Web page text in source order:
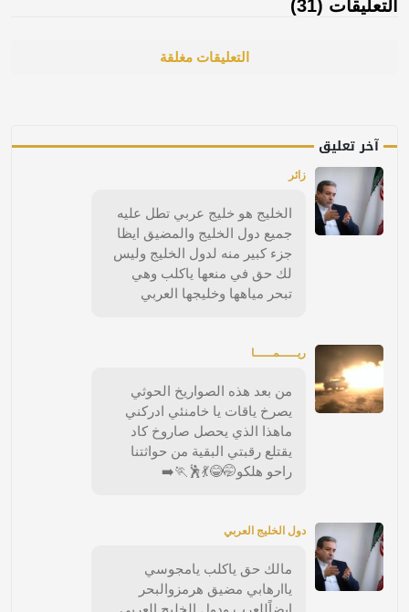
التعليقات (31)
التعليقات مغلقة
آخر تعليق
زائر
الخليج هو خليج عربي تطل عليه
جميع دول الخليج والمضيق ايظا
جزء كبير منه لدول الخليج وليس
لك حق في منعها ياكلب وهي
تبحر مياهها وخليجها العربي
ريـــــمـــــا
من بعد هذه الصواريخ الحوثي
يصرخ ياقات يا خامنئي ادركني
ماهذا الذي يحصل صاروخ كاد
يقتلع رقبتي البقية من حواثتنا
راحو هلكو🤭😂💃🕺🏃‍➡️
دول الخليج العربي
مالك حق ياكلب يامجوسي
ياارهابي مضيق هرمزوالبحر
ايضاًللعرب ودول الخليج العربي